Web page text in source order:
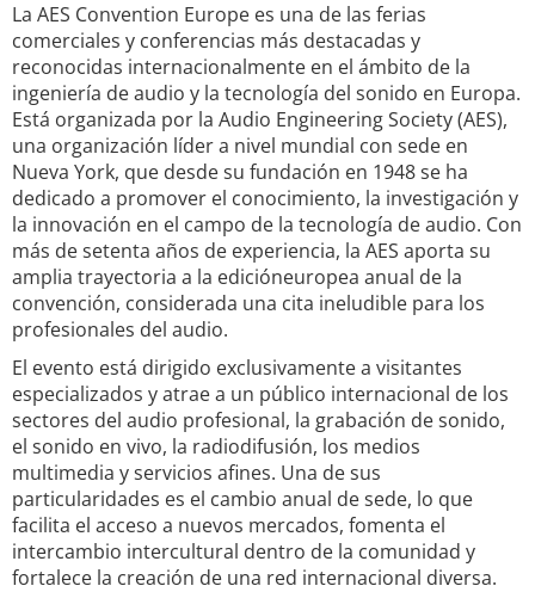
La AES Convention Europe es una de las ferias
comerciales y conferencias más destacadas y
reconocidas internacionalmente en el ámbito de la
ingeniería de audio y la tecnología del sonido en Europa.
Está organizada por la Audio Engineering Society (AES),
una organización líder a nivel mundial con sede en
Nueva York, que desde su fundación en 1948 se ha
dedicado a promover el conocimiento, la investigación y
la innovación en el campo de la tecnología de audio. Con
más de setenta años de experiencia, la AES aporta su
amplia trayectoria a la edicióneuropea anual de la
convención, considerada una cita ineludible para los
profesionales del audio.
El evento está dirigido exclusivamente a visitantes
especializados y atrae a un público internacional de los
sectores del audio profesional, la grabación de sonido,
el sonido en vivo, la radiodifusión, los medios
multimedia y servicios afines. Una de sus
particularidades es el cambio anual de sede, lo que
facilita el acceso a nuevos mercados, fomenta el
intercambio intercultural dentro de la comunidad y
fortalece la creación de una red internacional diversa.